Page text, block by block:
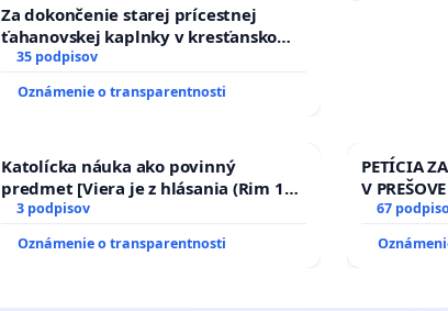
Za dokončenie starej prícestnej
ťahanovskej kaplnky v kresťanskom
duchu.
35 podpisov
Oznámenie o transparentnosti
Katolícka náuka ako povinný
predmet [Viera je z hlásania (Rim 10,
17)]
3 podpisov
Oznámenie o transparentnosti
PETÍCIA
V
V
HOD.,
8.00 –
67